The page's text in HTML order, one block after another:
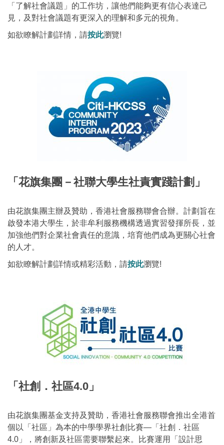
「了解社會議題」的工作坊，讓他們能夠更有信心表達己
見，及對社會議題有更深入的理解和多元的視角。
如欲瞭解計劃詳情，請按此瀏覽!
「花旗集團－社聯大學生社責實踐計劃」
由花旗集團主辦及贊助，香港社會服務聯會合辦。計劃旨在
啟發本港大學生，於非牟利服務機構透過實習發揮所長，並
加強他們對企業社會責任的意識，培育他們成為更關心社會
的人才。
如欲瞭解計劃詳情或精彩活動，請按此瀏覽!
「社創．社區4.0」
由花旗集團基金支持及贊助，香港社會服務聯會推出全港首
個以「社區」為本的中學學界社創比賽—「社創．社區
4.0」，將創新及社區需要聯繫起來。比賽運用「設計思